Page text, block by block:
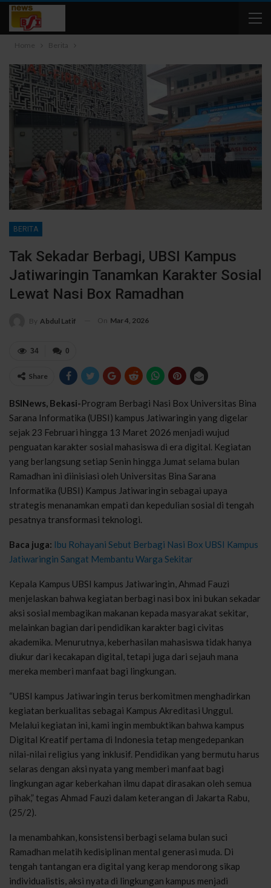
Home Berita
BERITA
Tak Sekadar Berbagi, UBSI Kampus
Jatiwaringin Tanamkan Karakter Sosial
Lewat Nasi Box Ramadhan
By Abdul Latif On Mar 4, 2026
0
34
Share
BSINews, Bekasi-Program Berbagi Nasi Box Universitas Bina
Sarana Informatika (UBSI) kampus Jatiwaringin yang digelar
sejak 23 Februari hingga 13 Maret 2026 menjadi wujud
penguatan karakter sosial mahasiswa di era digital. Kegiatan
yang berlangsung setiap Senin hingga Jumat selama bulan
Ramadhan ini diinisiasi oleh Universitas Bina Sarana
Informatika (UBSI) Kampus Jatiwaringin sebagai upaya
strategis menanamkan empati dan kepedulian sosial di tengah
pesatnya transformasi teknologi.
Baca juga: Ibu Rohayani Sebut Berbagi Nasi Box UBSI Kampus
Jatiwaringin Sangat Membantu Warga Sekitar
Kepala Kampus UBSI kampus Jatiwaringin, Ahmad Fauzi
menjelaskan bahwa kegiatan berbagi nasi box ini bukan sekadar
aksi sosial membagikan makanan kepada masyarakat sekitar,
melainkan bagian dari pendidikan karakter bagi civitas
akademika. Menurutnya, keberhasilan mahasiswa tidak hanya
diukur dari kecakapan digital, tetapi juga dari sejauh mana
mereka memberi manfaat bagi lingkungan.
“UBSI kampus Jatiwaringin terus berkomitmen menghadirkan
kegiatan berkualitas sebagai Kampus Akreditasi Unggul.
Melalui kegiatan ini, kami ingin membuktikan bahwa kampus
Digital Kreatif pertama di Indonesia tetap mengedepankan
nilai-nilai religius yang inklusif. Pendidikan yang bermutu harus
selaras dengan aksi nyata yang memberi manfaat bagi
lingkungan agar keberkahan ilmu dapat dirasakan oleh semua
pihak,” tegas Ahmad Fauzi dalam keterangan di Jakarta Rabu,
(25/2).
Ia menambahkan, konsistensi berbagi selama bulan suci
Ramadhan melatih kedisiplinan mental generasi muda. Di
tengah tantangan era digital yang kerap mendorong sikap
individualistis, aksi nyata di lingkungan kampus menjadi